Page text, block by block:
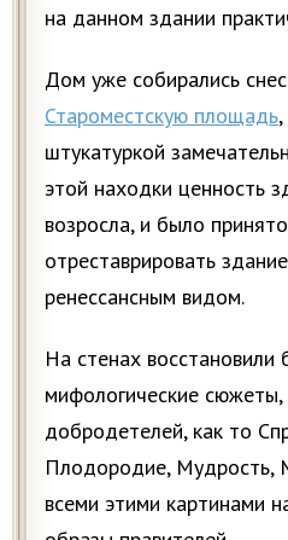
на данном здании
Дом уже собирались
Староместскую площадь
штукатуркой
этой находки ценность
возросла, и было
отреставрировать
ренессансным видом.
На стенах восстановили
мифологические сюжеты,
добродетелей, как то
Плодородие,
всеми этими картинами